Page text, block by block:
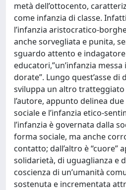
metà dell’ottocento,
come infanzia di classe.
l’infanzia aristocratico-
anche sorvegliata e punita,
sguardo attento e
educatori,”un’infanzia
dorate”. Lungo quest’asse di
sviluppa un altro tratteggiato
l’autore, appunto delinea
sociale e l’infanzia etico-
l’infanzia è governata dalla
forma sociale, ma anche
contatto; dall’altro è “cuore”
solidarietà, di uguaglianza e
coscienza di un’umanità
sostenuta e incrementata